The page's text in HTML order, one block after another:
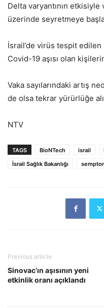
Delta varyantının etkisiyle
üzerinde seyretmeye
İsrail’de virüs tespit
Covid-19 aşısı olan
Vaka sayılarındaki artış
de olsa tekrar yürürlüğe
NTV
TAGS BioNTech israil
İsrail Sağlık Bakanlığı
Previous article
Sinovac’ın aşısının yeni
etkinlik oranı açıklandı